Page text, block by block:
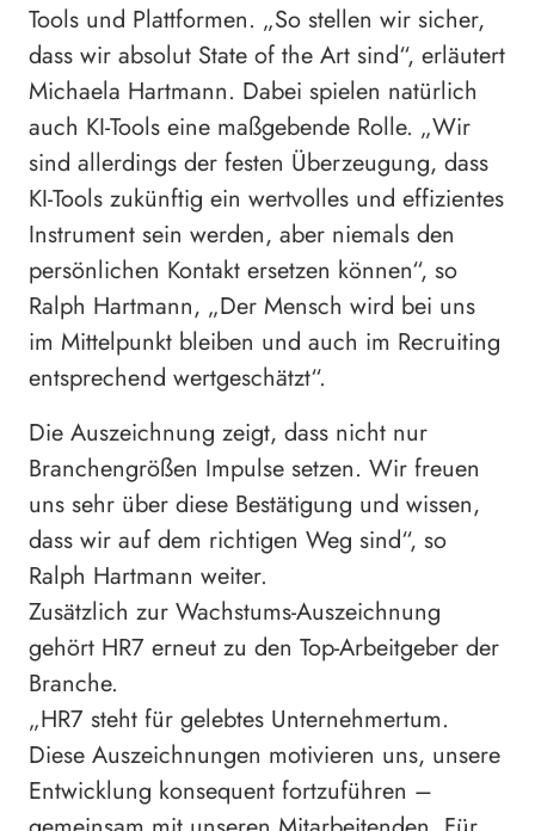
Tools und Plattformen. „So stellen wir sicher,
dass wir absolut State of the Art sind“, erläutert
Michaela Hartmann. Dabei spielen natürlich
auch KI-Tools eine maßgebende Rolle. „Wir
sind allerdings der festen Überzeugung, dass
KI-Tools zukünftig ein wertvolles und effizientes
Instrument sein werden, aber niemals den
persönlichen Kontakt ersetzen können“, so
Ralph Hartmann, „Der Mensch wird bei uns
im Mittelpunkt bleiben und auch im Recruiting
entsprechend wertgeschätzt“.
Die Auszeichnung zeigt, dass nicht nur
Branchengrößen Impulse setzen. Wir freuen
uns sehr über diese Bestätigung und wissen,
dass wir auf dem richtigen Weg sind“, so
Ralph Hartmann weiter.
Zusätzlich zur Wachstums-Auszeichnung
gehört HR7 erneut zu den Top-Arbeitgeber der
Branche.
„HR7 steht für gelebtes Unternehmertum.
Diese Auszeichnungen motivieren uns, unsere
Entwicklung konsequent fortzuführen –